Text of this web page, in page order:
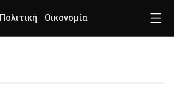
Πολιτική Οικονομία